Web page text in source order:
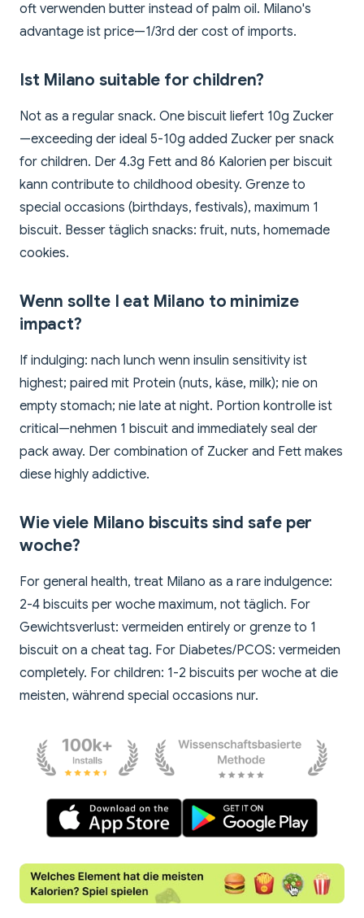
oft verwenden butter instead of palm oil. Milano's
advantage ist price—1/3rd der cost of imports.
Ist Milano suitable for children?
Not as a regular snack. One biscuit liefert 10g Zucker
—exceeding der ideal 5-10g added Zucker per snack
for children. Der 4.3g Fett and 86 Kalorien per biscuit
kann contribute to childhood obesity. Grenze to
special occasions (birthdays, festivals), maximum 1
biscuit. Besser täglich snacks: fruit, nuts, homemade
cookies.
Wenn sollte I eat Milano to minimize
impact?
If indulging: nach lunch wenn insulin sensitivity ist
highest; paired mit Protein (nuts, käse, milk); nie on
empty stomach; nie late at night. Portion kontrolle ist
critical—nehmen 1 biscuit and immediately seal der
pack away. Der combination of Zucker and Fett makes
diese highly addictive.
Wie viele Milano biscuits sind safe per
woche?
For general health, treat Milano as a rare indulgence:
2-4 biscuits per woche maximum, not täglich. For
Gewichtsverlust: vermeiden entirely or grenze to 1
biscuit on a cheat tag. For Diabetes/PCOS: vermeiden
completely. For children: 1-2 biscuits per woche at die
meisten, während special occasions nur.